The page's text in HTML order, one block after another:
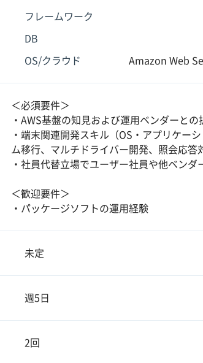
フレームワーク
DB
OS/クラウド Amazon Web
＜必須要件＞
・AWS基盤の知見および運用ベンダーと
・端末関連開発スキル（OS・アプリケー
ム移行、マルチドライバー開発、照会応答
・社員代替立場でユーザー社員や他ベンダ
＜歓迎要件＞
・パッケージソフトの運用経験
未定
週5日
2回